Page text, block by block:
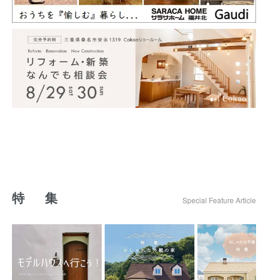
特 集 Special Feature Article